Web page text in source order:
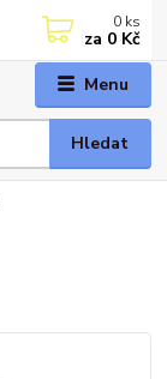
Menu
Hledat
0 ks
za 0 Kč